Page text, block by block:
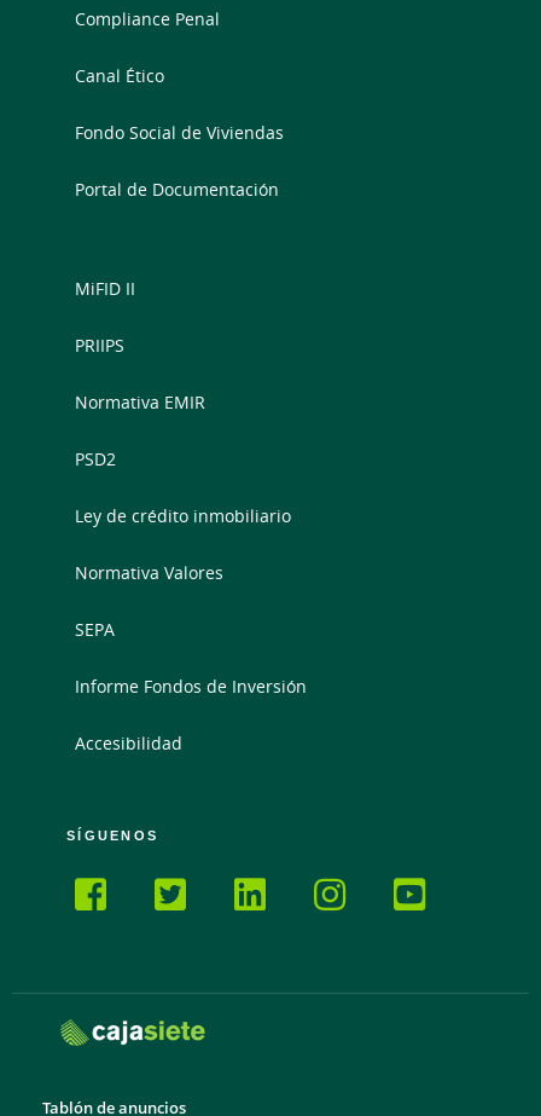
Compliance Penal
Canal Ético
Fondo Social de Viviendas
Portal de Documentación
MiFID II
PRIIPS
Normativa EMIR
PSD2
Ley de crédito inmobiliario
Normativa Valores
SEPA
Informe Fondos de Inversión
Accesibilidad
SÍGUENOS
Tablón de anuncios